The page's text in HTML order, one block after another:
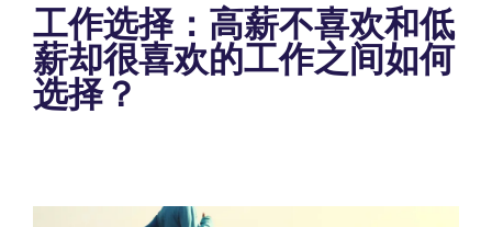
工作选择：高薪不喜欢和低
薪却很喜欢的工作之间如何
选择？